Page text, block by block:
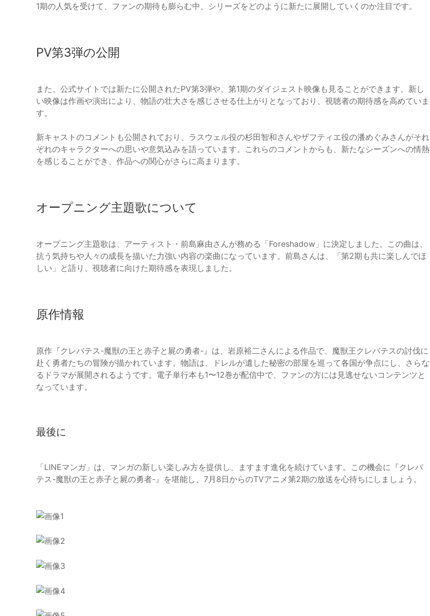
1期の人気を受けて、ファンの期待も膨らむ中、シリーズをどのように新たに展開していくのか注目です。
PV第3弾の公開
また、公式サイトでは新たに公開されたPV第3弾や、第1期のダイジェスト映像も見ることができます。新し
い映像は作画や演出により、物語の壮大さを感じさせる仕上がりとなっており、視聴者の期待感を高めていま
す。
新キャストのコメントも公開されており、ラスウェル役の杉田智和さんやザフティエ役の潘めぐみさんがそれ
ぞれのキャラクターへの思いや意気込みを語っています。これらのコメントからも、新たなシーズンへの情熱
を感じることができ、作品への関心がさらに高まります。
オープニング主題歌について
オープニング主題歌は、アーティスト・前島麻由さんが務める「Foreshadow」に決定しました。この曲は、
抗う気持ちや人々の成長を描いた力強い内容の楽曲になっています。前島さんは、「第2期も共に楽しんでほ
しい」と語り、視聴者に向けた期待感を表現しました。
原作情報
原作『クレバテス-魔獣の王と赤子と屍の勇者-』は、岩原裕二さんによる作品で、魔獣王クレバテスの討伐に
赴く勇者たちの冒険が描かれています。物語は、ドレルが遺した秘密の部屋を巡って各国が争点にし、さらな
るドラマが展開されるようです。電子単行本も1〜12巻が配信中で、ファンの方には見逃せないコンテンツと
なっています。
最後に
「LINEマンガ」は、マンガの新しい楽しみ方を提供し、ますます進化を続けています。この機会に『クレバ
テス-魔獣の王と赤子と屍の勇者-』を堪能し、7月8日からのTVアニメ第2期の放送を心待ちにしましょう。